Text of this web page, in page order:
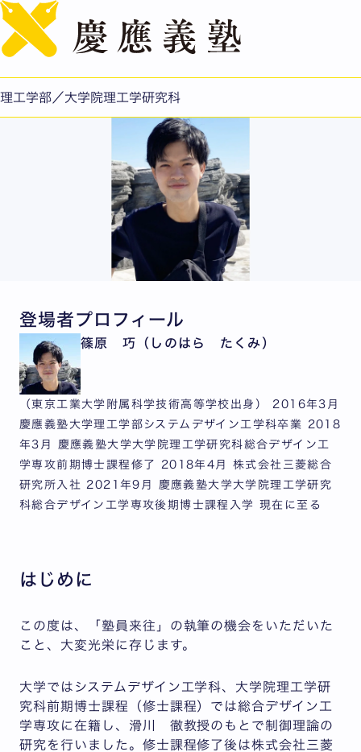
理工学部／大学院理工学研究科
［第202回］篠原 巧
登場者プロフィール
篠原 巧（しのはら たくみ）
（東京工業大学附属科学技術高等学校出身） 2016年3月
慶應義塾大学理工学部システムデザイン工学科卒業 2018
年3月 慶應義塾大学大学院理工学研究科総合デザイン工
学専攻前期博士課程修了 2018年4月 株式会社三菱総合
研究所入社 2021年9月 慶應義塾大学大学院理工学研究
科総合デザイン工学専攻後期博士課程入学 現在に至る
はじめに
この度は、「塾員来往」の執筆の機会をいただいた
こと、大変光栄に存じます。
大学ではシステムデザイン工学科、大学院理工学研
究科前期博士課程（修士課程）では総合デザイン工
学専攻に在籍し、滑川 徹教授のもとで制御理論の
研究を行いました。修士課程修了後は株式会社三菱